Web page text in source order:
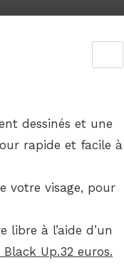
dessinés et une
rapide et facile à
votre visage, pour
à l’aide d’un
Up.32 euros.